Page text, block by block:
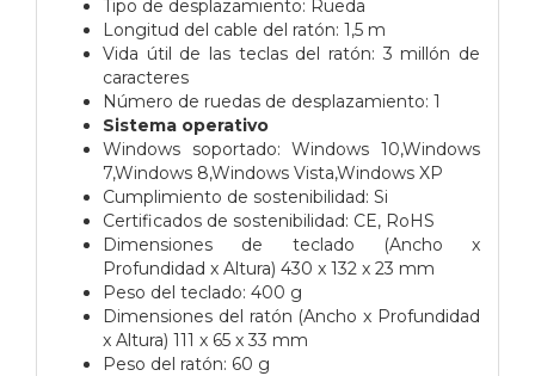
Tipo de desplazamiento: Rueda
Longitud del cable del ratón: 1,5 m
Vida útil de las teclas del ratón: 3 millón de
caracteres
Número de ruedas de desplazamiento: 1
Sistema operativo
Windows soportado: Windows 10,Windows
7,Windows 8,Windows Vista,Windows XP
Cumplimiento de sostenibilidad: Si
Certificados de sostenibilidad: CE, RoHS
Dimensiones de teclado (Ancho x
Profundidad x Altura) 430 x 132 x 23 mm
Peso del teclado: 400 g
Dimensiones del ratón (Ancho x Profundidad
x Altura) 111 x 65 x 33 mm
Peso del ratón: 60 g